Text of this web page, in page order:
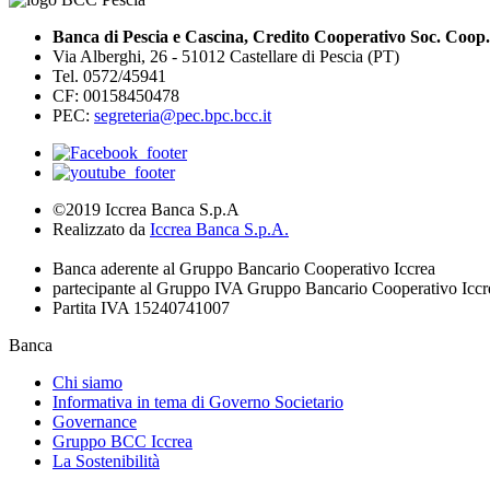
Banca di Pescia e Cascina, Credito Cooperativo Soc. Coop.
Via Alberghi, 26 - 51012 Castellare di Pescia (PT)
Tel. 0572/45941
CF: 00158450478
PEC: segreteria@pec.bpc.bcc.it
©2019 Iccrea Banca S.p.A
Realizzato da Iccrea Banca S.p.A.
Banca aderente al Gruppo Bancario Cooperativo Iccrea
partecipante al Gruppo IVA Gruppo Bancario Cooperativo
Partita IVA 15240741007
Banca
Chi siamo
Informativa in tema di Governo Societario
Governance
Gruppo BCC Iccrea
La Sostenibilità